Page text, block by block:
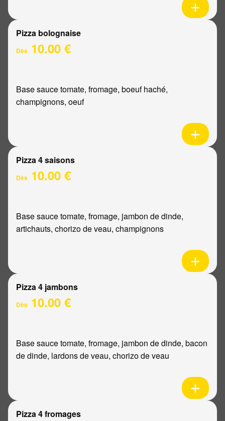
Pizza bolognaise
Dès 10.00 €
Base sauce tomate, fromage, boeuf haché,
champignons, oeuf
Pizza 4 saisons
Dès 10.00 €
Base sauce tomate, fromage, jambon de dinde,
artichauts, chorizo de veau, champignons
Pizza 4 jambons
Dès 10.00 €
Base sauce tomate, fromage, jambon de dinde, bacon
de dinde, lardons de veau, chorizo de veau
Pizza 4 fromages